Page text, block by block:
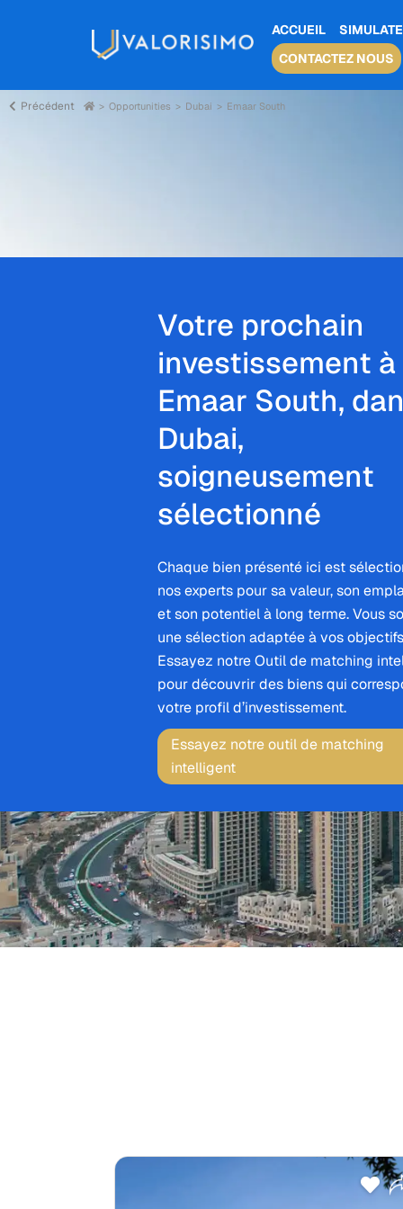
ACCUEIL
CONTACTEZ NOUS
Précédent Opportunities Dubai Emaar South
Votre prochain
investissement à
Emaar South,
Dubai,
soigneusement
sélectionné
Chaque bien présenté ici est
nos experts pour sa valeur, son
et son potentiel à long terme. Vous
une sélection adaptée à vos
Essayez notre Outil de matching
pour découvrir des biens qui
votre profil d’investissement.
Essayez notre outil de matching
intelligent